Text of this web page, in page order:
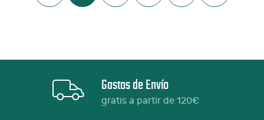
Gastos de Envío
gratis a partir de 120€